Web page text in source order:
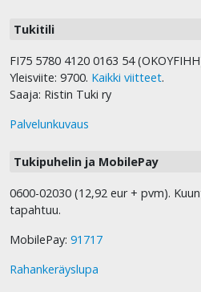
Tukitili
FI75 5780 4120 0163 54
Yleisviite: 9700. Kaikki viitteet.
Saaja: Ristin Tuki ry
Palvelunkuvaus
Tukipuhelin ja MobilePay
0600-02030 (12,92 eur + pvm).
tapahtuu.
MobilePay: 91717
Rahankeräyslupa